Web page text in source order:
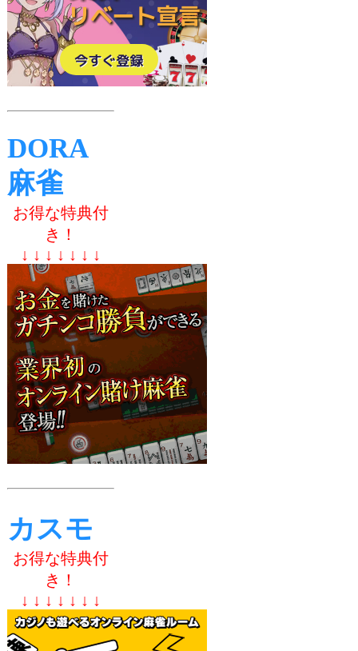
DORA
麻雀
お得な特典付
き！
↓ ↓ ↓ ↓ ↓ ↓ ↓
カスモ
お得な特典付
き！
↓ ↓ ↓ ↓ ↓ ↓ ↓